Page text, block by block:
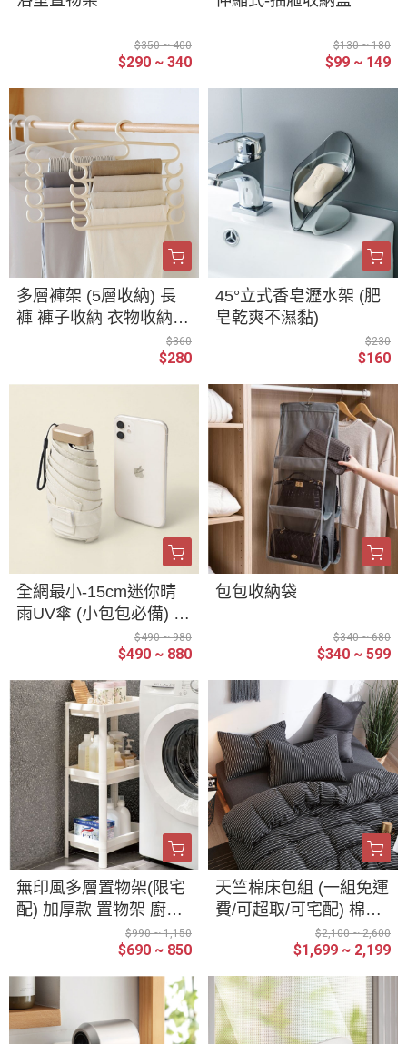
$350 ~ 400
$290 ~ 340
$130 ~ 180
$99 ~ 149
多層褲架 (5層收納) 長
褲 褲子收納 衣物收納
毛巾架 圍巾 絲巾架 衣
架 領帶 皮帶收納 魔術
衣架 防滑衣架 曬衣架
$360
$280
45°立式香皂瀝水架 (肥
皂乾爽不濕黏)
$230
$160
全網最小-15cm迷你晴
雨UV傘 (小包包必備) 摺
疊傘 大傘面 抗紫外線
折疊 口袋傘 雨傘 UV 折
疊傘
$490 ~ 980
$490 ~ 880
包包收納袋
$340 ~ 680
$340 ~ 599
無印風多層置物架(限宅
配) 加厚款 置物架 廚房
落地 臥室 多層 嬰兒 浴
室 收納 儲物架
$990 ~ 1,150
$690 ~ 850
天竺棉床包組 (一組免運
費/可超取/可宅配) 棉被
套 枕套 床套 三件套 四
件套 床包組 超柔裸睡
針織 全棉 寢具 臥室 雙
人床 雙人被 單人 加大
雙人 條紋 水洗棉 床罩
$2,100 ~ 2,600
$1,699 ~ 2,199